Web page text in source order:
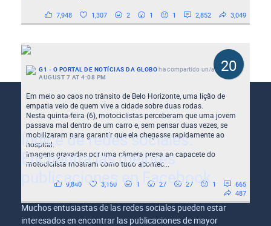
7,948 1,307 2 1 1 2,852 3,049
20
G1 - O PORTAL DE NOTÍCIAS DA GLOBOha compartido un/a Reel-
AUGUST 7 AT 4:08 PM
Em meio ao caos no trânsito de Belo Horizonte, uma lição de
empatia veio de quem vive a cidade sobre duas rodas.
Nesta quinta-feira (6), motociclistas perceberam que uma jovem
passava mal dentro de um carro e, sem pensar duas vezes, se
mobilizaram para garantir que ela chegasse rapidamente ao
hospital.
Imagens gravadas por uma câmera presa ao capacete do
motociclista mostram como tudo acontec...
9,840 3,150 1 27 27 1
665
487
Índice de redes sociales:
Encuentra las mejores
publicaciones en Facebook
Muchos entusiastas de las redes sociales pueden estar
interesados en encontrar las publicaciones de mayor